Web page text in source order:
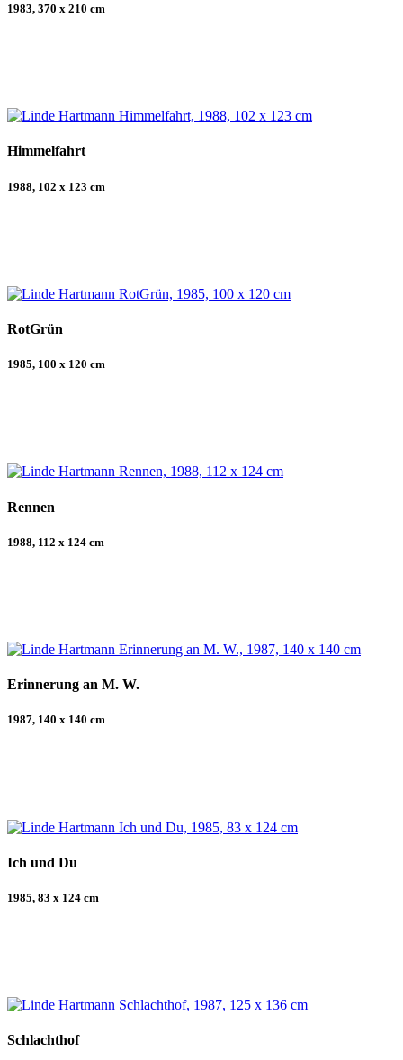
1983, 370 x 210 cm
Himmelfahrt
1988, 102 x 123 cm
RotGrün
1985, 100 x 120 cm
Rennen
1988, 112 x 124 cm
Erinnerung an M. W.
1987, 140 x 140 cm
Ich und Du
1985, 83 x 124 cm
Schlachthof